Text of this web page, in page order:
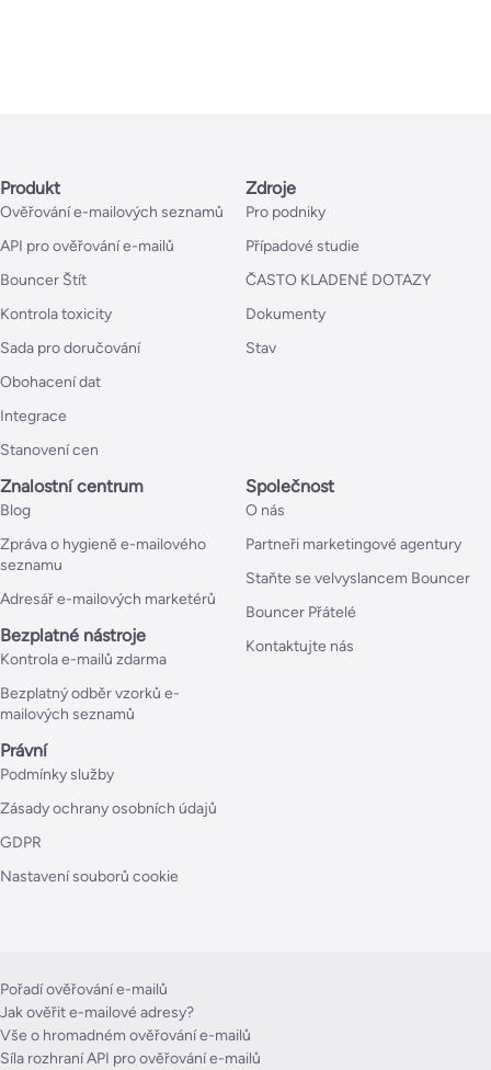
Produkt
Ověřování e-mailových seznamů
API pro ověřování e-mailů
Bouncer Štít
Kontrola toxicity
Sada pro doručování
Obohacení dat
Integrace
Stanovení cen
Zdroje
Pro podniky
Případové studie
ČASTO KLADENÉ DOTAZY
Dokumenty
Stav
Znalostní centrum
Blog
Zpráva o hygieně e-mailového
seznamu
Adresář e-mailových marketérů
Bezplatné nástroje
Kontrola e-mailů zdarma
Bezplatný odběr vzorků e-
mailových seznamů
Společnost
O nás
Partneři marketingové agentury
Staňte se velvyslancem Bouncer
Bouncer Přátelé
Kontaktujte nás
Právní
Podmínky služby
Zásady ochrany osobních údajů
GDPR
Nastavení souborů cookie
Pořadí ověřování e-mailů
Jak ověřit e-mailové adresy?
Vše o hromadném ověřování e-mailů
Síla rozhraní API pro ověřování e-mailů